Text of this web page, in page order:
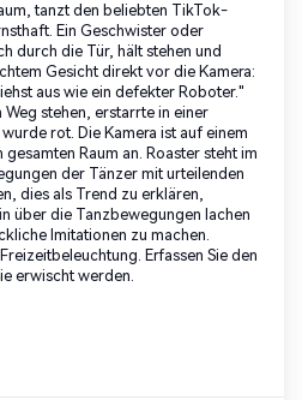
tanzt den beliebten TikTok-
Ein Geschwister oder
durch die Tür, hält stehen und
Gesicht direkt vor die Kamera:
aus wie ein defekter Roboter."
stehen, erstarrte in einer
rot. Die Kamera ist auf einem
Raum an. Roaster steht im
der Tänzer mit urteilenden
dies als Trend zu erklären,
über die Tanzbewegungen lachen
Imitationen zu machen.
Erfassen Sie den
erwischt werden.